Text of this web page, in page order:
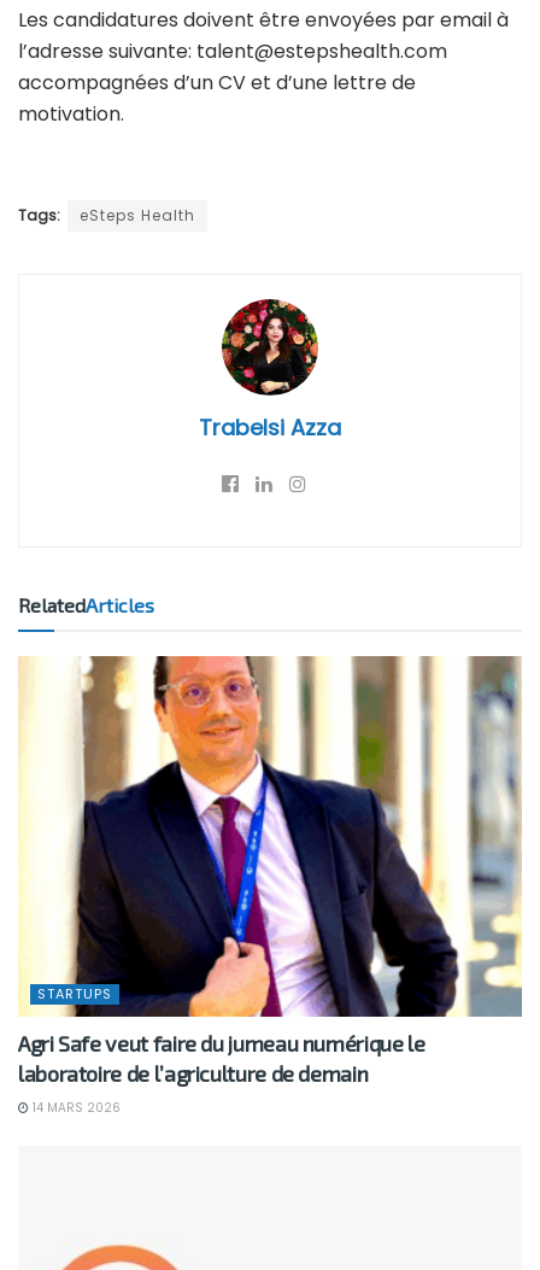
Les candidatures doivent être envoyées par email à
l’adresse suivante: talent@estepshealth.com
accompagnées d’un CV et d’une lettre de
motivation.
Tags: eSteps Health
Trabelsi Azza
RelatedArticles
STARTUPS
Agri Safe veut faire du jumeau numérique le
laboratoire de l’agriculture de demain
14 MARS 2026